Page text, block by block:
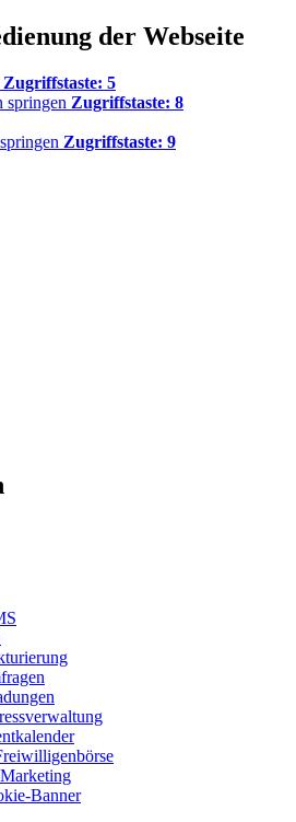
der Webseite
Zugriffstaste: 5
springen Zugriffstaste: 8
Zugriffstaste: 9
Banner